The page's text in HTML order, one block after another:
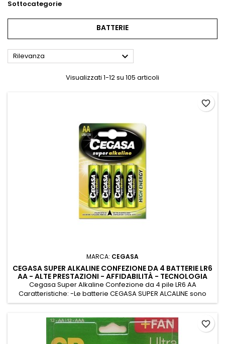
Sottocategorie
BATTERIE
Rilevanza 
Visualizzati 1-12 su 105 articoli
MARCA: CEGASA
CEGASA SUPER ALKALINE CONFEZIONE DA 4 BATTERIE LR6
AA - ALTE PRESTAZIONI - AFFIDABILITÀ - TECNOLOGIA
AVANZATA
Cegasa Super Alkaline Confezione da 4 pile LR6 AA
Caratteristiche: -Le batterie CEGASA SUPER ALCALINE sono
prodotte con la più alta tecnologia disponibile sul mercato e
prodotte in un'ampia gamma di modelli in grado di
equipaggiare tutti i tipi di dispositivi e di ottenere le
massime...
favorite_border
favorite_border